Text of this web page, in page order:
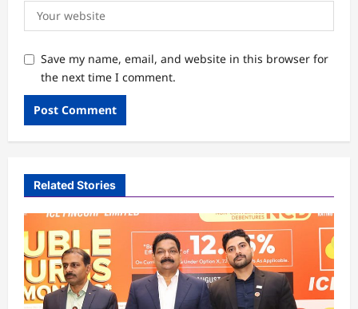
Save my name, email, and website in this browser for
the next time I comment.
Related Stories